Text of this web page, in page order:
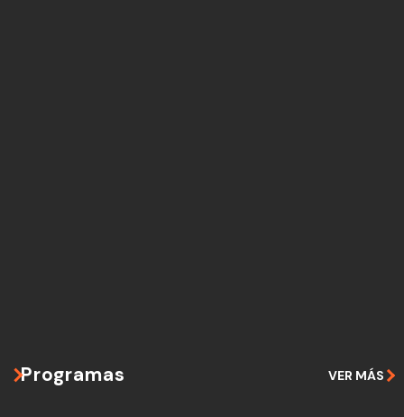
Programas VER MÁS